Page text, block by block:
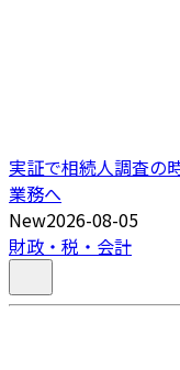
実証で相続人調査の
業務へ
New2026-08-05
財政・税・会計